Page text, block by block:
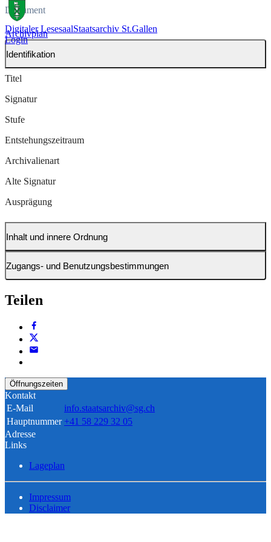
Digitaler LesesaalStaatsarchiv St.Gallen
Login
Dokument
Archivplan
Identifikation
Titel
Signatur
Stufe
Entstehungszeitraum
Archivalienart
Alte Signatur
Ausprägung
Inhalt und innere Ordnung
Zugangs- und Benutzungsbestimmungen
Teilen
Öffnungszeiten
Kontakt
E-Mail
info.staatsarchiv@sg.ch
Hauptnummer +41 58 229 32 05
Adresse
Links
Lageplan
Impressum
Disclaimer